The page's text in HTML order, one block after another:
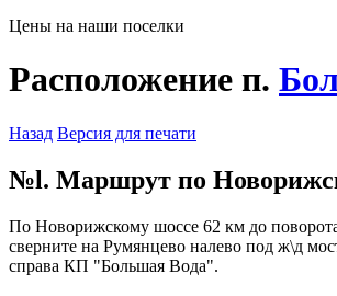
Цены на наши поселки
Расположение п.
Назад Версия для печати
№l. Маршрут по
По Новорижскому шоссе 62 км до
сверните на Румянцево налево под ж\д
справа КП "Большая Вода".